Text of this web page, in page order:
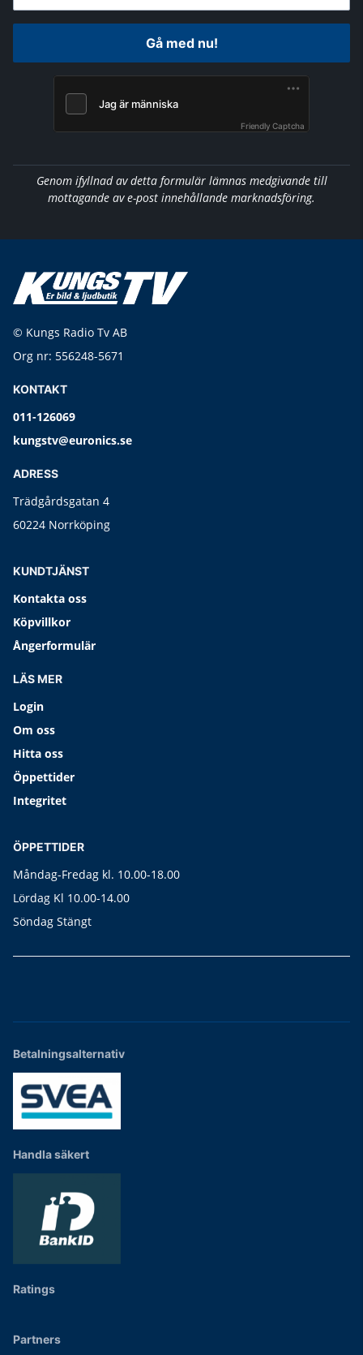
Gå med nu!
Friendly Captcha
Genom ifyllnad av detta formulär lämnas medgivande till
mottagande av e-post innehållande marknadsföring.
© Kungs Radio Tv AB
Org nr: 556248-5671
KONTAKT
011-126069
kungstv@euronics.se
ADRESS
Trädgårdsgatan 4
60224 Norrköping
KUNDTJÄNST
Kontakta oss
Köpvillkor
Ångerformulär
LÄS MER
Login
Om oss
Hitta oss
Öppettider
Integritet
ÖPPETTIDER
Måndag-Fredag kl. 10.00-18.00
Lördag Kl 10.00-14.00
Söndag Stängt
Betalningsalternativ
Handla säkert
Ratings
Partners